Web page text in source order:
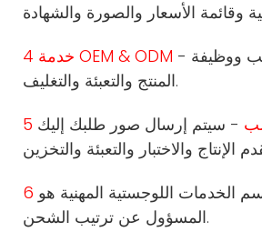
4 خدمة OEM & ODM - تصميم خاص للقالب ووظيفة
المنتج والتعبئة والتغليف.
- سيتم إرسال صور طلبك إليك
الخدمات اللوجستية المهنية هو
المسؤول عن ترتيب الشحن.